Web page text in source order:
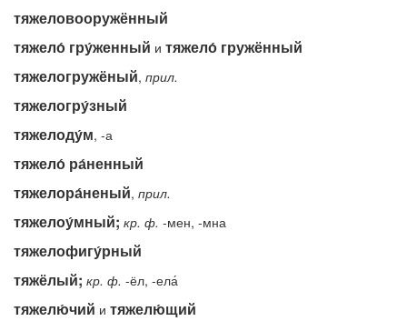
тяжеловооружённый
тяжело́ гру́женный и тяжело́ гружённый
тяжелогружёный, прил.
тяжелогру́зный
тяжелоду́м, -а
тяжело́ ра́ненный
тяжелора́неный, прил.
тяжелоу́мный; кр. ф. -мен, -мна
тяжелофигу́рный
тяжёлый; кр. ф. -ёл, -ела́
тяжелю́чий и тяжелю́щий